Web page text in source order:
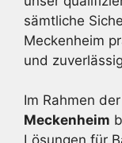
sämtliche
Meckenheim
und
Im Rahmen der
Meckenheim
Lösungen für